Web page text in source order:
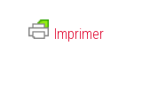
Imprimer